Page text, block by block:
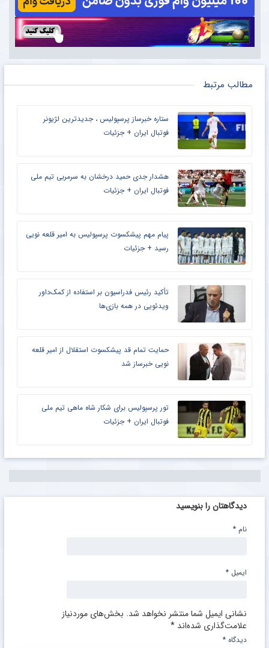
مطالب مرتبط
ستاره خبرساز پرسپولیس ، جدیدترین لژیونر
فوتبال ایران + جزئیات
هشدار جدی حمید درخشان به سرمربی تیم ملی
فوتبال ایران + جزئیات
پیام مهم پیشکسوت پرسپولیس به امیر قلعه نویی
رسید + جزئیات
تأکید رئیس فدراسیون بر استفاده از کمک‌داور
ویدئویی در همه بازی‌ها
حمایت تمام قد پیشکسوت استقلال از امیر قلعه
نویی خبرساز شد
تور پرسپولیس برای شکار شاه ماهی تیم ملی
فوتبال ایران + جزئیات
دیدگاهتان را بنویسید
نشانی ایمیل شما منتشر نخواهد شد. بخش‌های موردنیاز
علامت‌گذاری شده‌اند *
دیدگاه *
نام *
ایمیل *